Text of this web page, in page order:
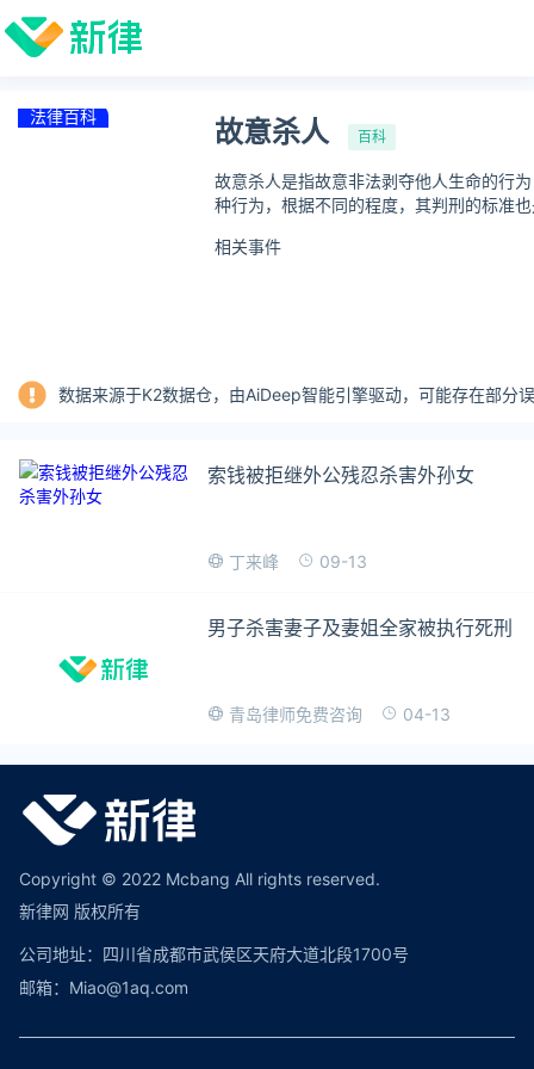
法律百科 故意杀人 百科
故意杀人是指故意非法剥夺他人生命的行
种行为，根据不同的程度，其判刑的标准
相关事件
数据来源于K2数据仓，由AiDeep智能引擎驱动，可能存在部分
索钱被拒继外公残忍杀害外孙女
丁来峰 09-13
男子杀害妻子及妻姐全家被执行死刑
青岛律师免费咨询 04-13
Copyright © 2022 Mcbang All rights reserved.
新律网 版权所有
公司地址：四川省成都市武侯区天府大道北段1700号
邮箱：Miao@1aq.com